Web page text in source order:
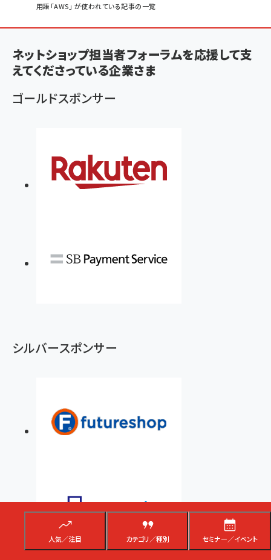
人気／注目 カテゴリ／種別 セミナー／イベント
ン
く
ず
用語「AWS」 が使われている記事の一覧
ネットショップ担当者フォーラムを応援して支
えてくださっている企業さま
ゴールドスポンサー
シルバースポンサー